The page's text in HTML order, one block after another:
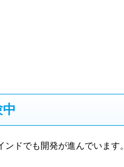
ドでも開発が進んでいます。